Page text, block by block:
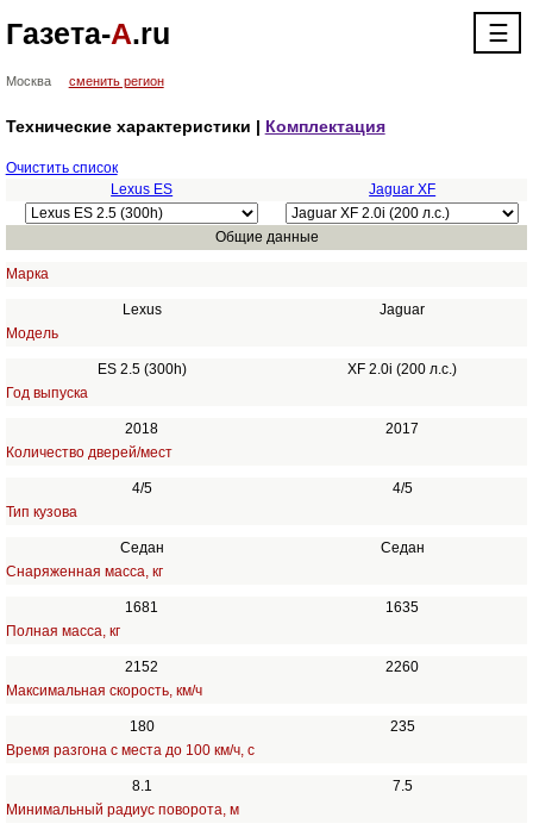
Газета-А.ru ☰
Москва сменить регион
Технические характеристики | Комплектация
Очистить список
Lexus ES
Jaguar XF
Общие данные
Марка
Lexus
Jaguar
Модель
ES 2.5 (300h)
XF 2.0i (200 л.с.)
Год выпуска
2018
2017
Количество дверей/мест
4/5
4/5
Тип кузова
Седан
Седан
Снаряженная масса, кг
1681
1635
Полная масса, кг
2152
2260
Максимальная скорость, км/ч
180
235
Время разгона с места до 100 км/ч, с
8.1
7.5
Минимальный радиус поворота, м